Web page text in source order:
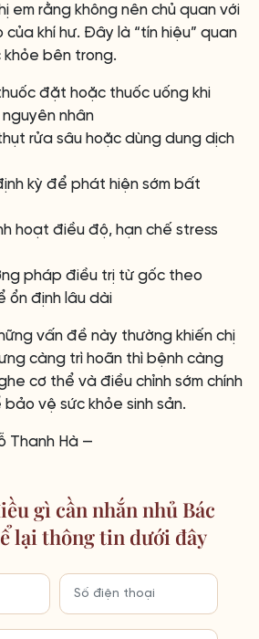
em rằng không nên chủ quan với
khí hư. Đây là “tín hiệu” quan
khỏe bên trong.
đặt hoặc thuốc uống khi
nhân
rửa sâu hoặc dùng dung dịch
kỳ để phát hiện sớm bất
hoạt điều độ, hạn chế stress
pháp điều trị từ gốc theo
ổn định lâu dài
vấn đề này thường khiến chị
càng trì hoãn thì bệnh càng
cơ thể và điều chỉnh sớm chính
vệ sức khỏe sinh sản.
Thanh Hà —
gì cần nhắn nhủ Bác
lại thông tin dưới đây